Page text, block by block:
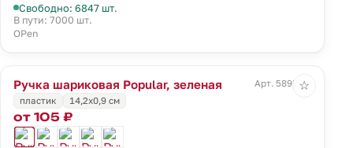
Свободно: 6847 шт.
В пути: 7000 шт.
OPen
Ручка шариковая Popular, зеленая
Арт. 5895.90
пластик
14,2х0,9 см
от 105 ₽
☆